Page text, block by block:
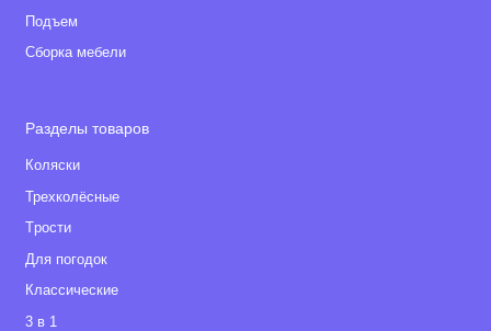
Подъем
Сборка мебели
Разделы товаров
Коляски
Трехколёсные
Tрости
Для погодок
Классические
3 в 1